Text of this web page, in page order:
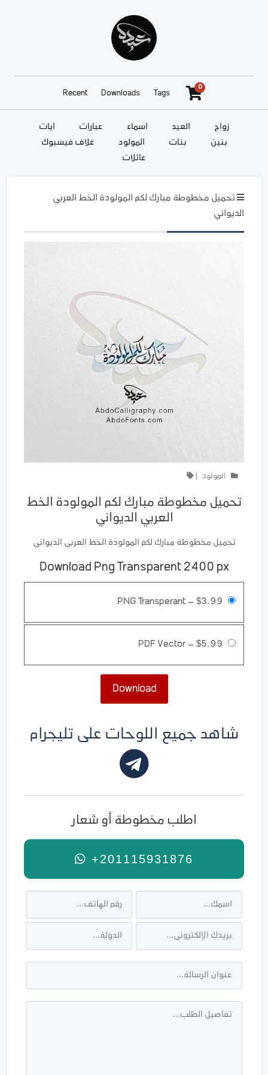
Recent Downloads Tags
0
آيات عبارات أسماء العيد
زواج
غلاف فيسبوك
المولود بنات
بنين
عائلات
تحميل مخطوطة مبارك لكم المولودة الخط العربي
الديواني
المولود
تحميل مخطوطة مبارك لكم المولودة الخط
العربي الديواني
تحميل مخطوطة مبارك لكم المولودة الخط العربي الديواني
Download Png Transparent 2400 px
PNG Transperant – $3.99
PDF Vector– $5.99
Download
شاهد جميع اللوحات على تليجرام
اطلب مخطوطة أو شعار
+201115931876